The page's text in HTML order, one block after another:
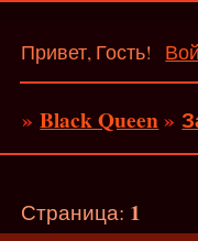
Привет, Гость!
»Black Queen»
Страница: 1